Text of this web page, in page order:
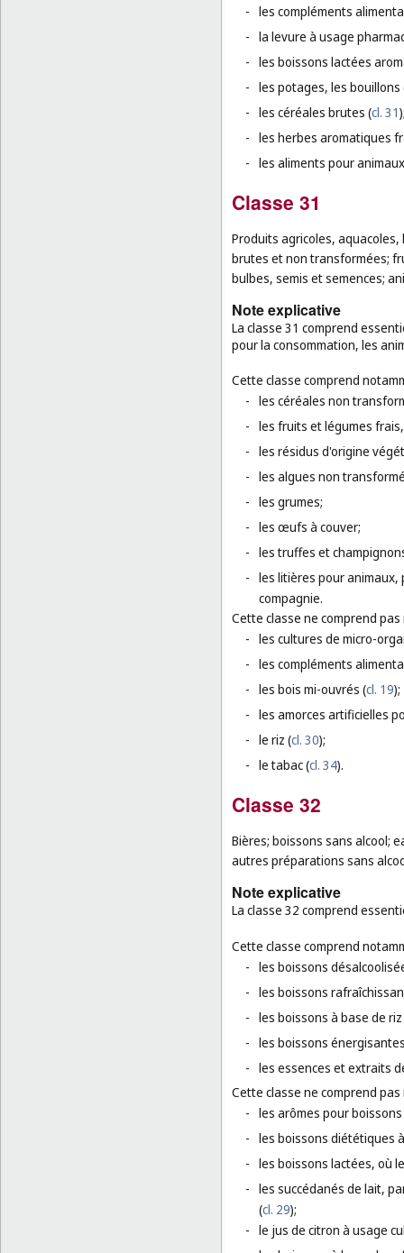
- les compléments
- la levure à usage
- les boissons lactées
- les potages, les bouillons
- les céréales brutes (cl. 31
- les herbes aromatiques
- les aliments pour
Classe 31
Produits agricoles,
brutes et non transformées;
bulbes, semis et semences;
Note explicative
La classe 31 comprend
pour la consommation, les
Cette classe comprend
- les céréales non
- les fruits et légumes
- les résidus d'origine
- les algues non
- les grumes;
- les œufs à couver;
- les truffes et
- les litières pour animaux,
compagnie.
Cette classe ne comprend
- les cultures de micro-
- les compléments
- les bois mi-ouvrés (cl. 19);
- les amorces artificielles
- le riz (cl. 30);
- le tabac (cl. 34).
Classe 32
Bières; boissons sans alcool;
autres préparations sans
Note explicative
La classe 32 comprend
Cette classe comprend
- les boissons
- les boissons
- les boissons à base de
- les boissons
- les essences et extraits
Cette classe ne comprend
- les arômes pour
- les boissons diététiques
- les boissons lactées, où
- les succédanés de lait,
(cl. 29);
- le jus de citron à usage